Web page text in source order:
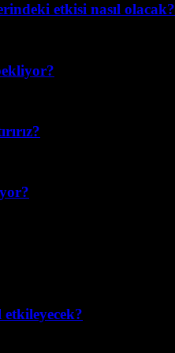
etkisi nasıl olacak?
etkileyecek?